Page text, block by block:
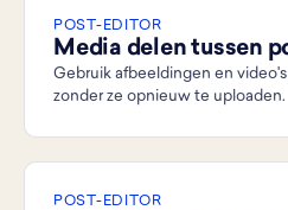
POST-EDITOR
Media delen tussen
Gebruik afbeeldingen en
zonder ze opnieuw te uploaden.
POST-EDITOR